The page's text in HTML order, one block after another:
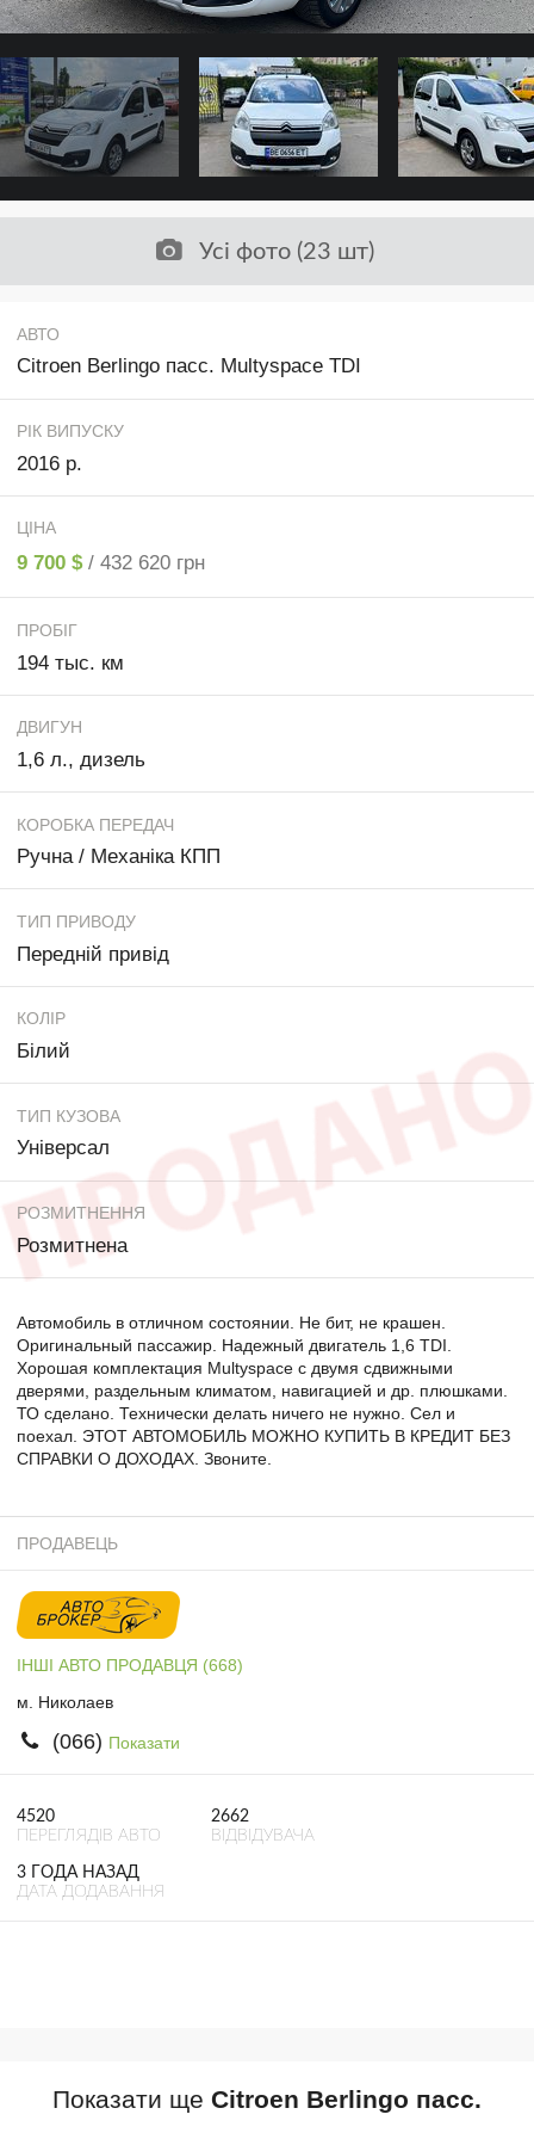
Усі фото (23 шт)
АВТО
Citroen Berlingo пасс. Multyspace TDI
РІК ВИПУСКУ
2016 р.
ЦІНА
9 700 $ / 432 620 грн
ПРОБІГ
194 тыс. км
ДВИГУН
1,6 л., дизель
КОРОБКА ПЕРЕДАЧ
Ручна / Механіка КПП
ТИП ПРИВОДУ
Передній привід
КОЛІР
Білий
ТИП КУЗОВА
Універсал
РОЗМИТНЕННЯ
Розмитнена
Автомобиль в отличном состоянии. Не бит, не крашен.
Оригинальный пассажир. Надежный двигатель 1,6 TDI.
Хорошая комплектация Multyspace с двумя сдвижными
дверями, раздельным климатом, навигацией и др. плюшками.
ТО сделано. Технически делать ничего не нужно. Сел и
поехал. ЭТОТ АВТОМОБИЛЬ МОЖНО КУПИТЬ В КРЕДИТ БЕЗ
СПРАВКИ О ДОХОДАХ. Звоните.
ПРОДАВЕЦЬ
ІНШІ АВТО ПРОДАВЦЯ (668)
м. Николаев
(066) Показати
4520
ПЕРЕГЛЯДІВ АВТО
2662
ВІДВІДУВАЧА
3 ГОДА НАЗАД
ДАТА ДОДАВАННЯ
Показати ще Citroen Berlingo пасс.